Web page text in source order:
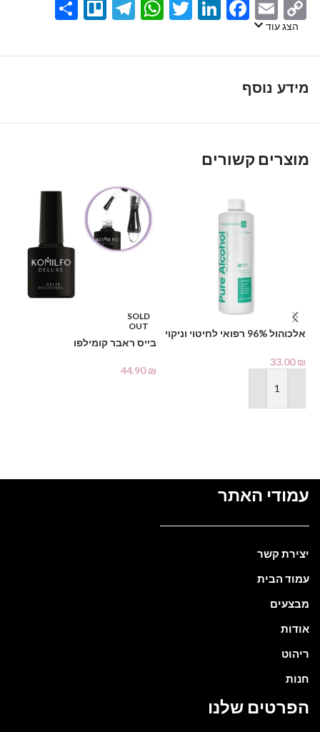
Copy
Link
Email
Facebook
LinkedIn
Twitter
WhatsApp
Telegram
Trello
הצג עוד
מידע נוסף
מוצרים קשורים
אלכוהול 96% רפואי לחיטוי וניקוי
Alcohol
33.00₪
הוספה לסל
SOLD
OUT
בייס ראבר קומילפו
44.90₪
עמודי האתר
יצירת קשר
עמוד הבית
מבצעים
אודות
ריהוט
חנות
הפרטים שלנו